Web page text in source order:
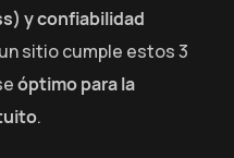
y confiabilidad
sitio cumple estos 3
óptimo para la
.